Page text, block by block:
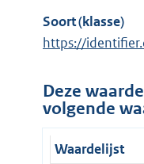
Soort (klasse)
https://
Deze
volgende
Waardelijst